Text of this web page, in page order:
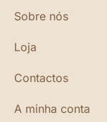
Sobre nós
Loja
Contactos
A minha conta